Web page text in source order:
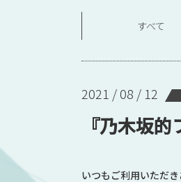
すべて
2021 / 08 / 12
『乃木坂
いつもご利用いただき